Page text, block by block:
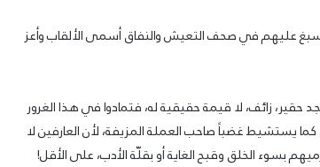
عليهم في صحف التعيش والنفاق أسمى الألقاب وأعز
حقير، زائف، لا قيمة حقيقية له، فتمادوا في هذا الغرور
كما يستشيط غضباً صاحب العملة المزيفة، لأن العارفين لا
بسوء الخلق وقبح الغاية أو بقلّة الأدب، على الأقل!
يتجاوز
“كاريش”